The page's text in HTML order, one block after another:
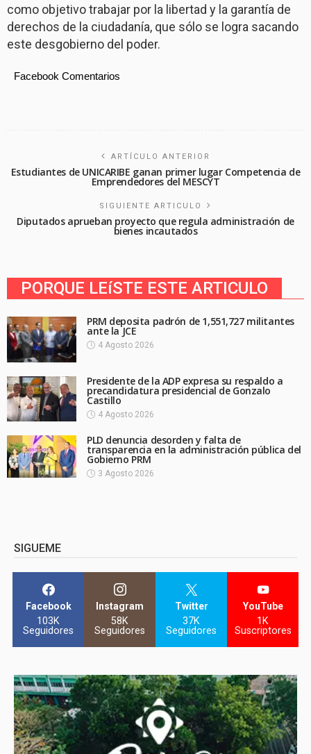
como objetivo trabajar por la libertad y la garantía de
derechos de la ciudadanía, que sólo se logra sacando
este desgobierno del poder.
Facebook Comentarios
ARTÍCULO ANTERIOR
Estudiantes de UNICARIBE ganan primer lugar Competencia de
Emprendedores del MESCYT
SIGUIENTE ARTICULO
Diputados aprueban proyecto que regula administración de
bienes incautados
PORQUE LEíSTE ESTE ARTICULO
PRM deposita padrón de 1,551,727 militantes
ante la JCE
4 Agosto 2026
Presidente de la ADP expresa su respaldo a
precandidatura presidencial de Gonzalo
Castillo
4 Agosto 2026
PLD denuncia desorden y falta de
transparencia en la administración pública del
Gobierno PRM
3 Agosto 2026
SIGUEME
Facebook
103K
Seguidores
Instagram
58K
Seguidores
Twitter
37K
Seguidores
YouTube
1K
Suscriptores